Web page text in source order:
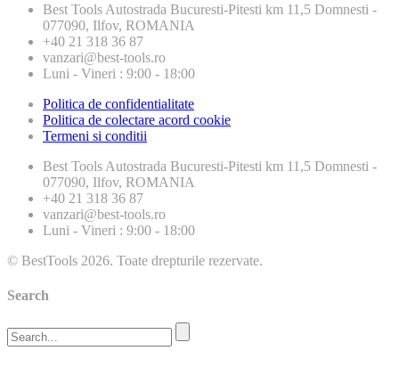
Best Tools Autostrada Bucuresti-Pitesti km 11,5 Domnesti -
077090, Ilfov, ROMANIA
+40 21 318 36 87
vanzari@best-tools.ro
Luni - Vineri : 9:00 - 18:00
Politica de confidentialitate
Politica de colectare acord cookie
Termeni si conditii
Best Tools Autostrada Bucuresti-Pitesti km 11,5 Domnesti -
077090, Ilfov, ROMANIA
+40 21 318 36 87
vanzari@best-tools.ro
Luni - Vineri : 9:00 - 18:00
© BestTools 2026. Toate drepturile rezervate.
Search